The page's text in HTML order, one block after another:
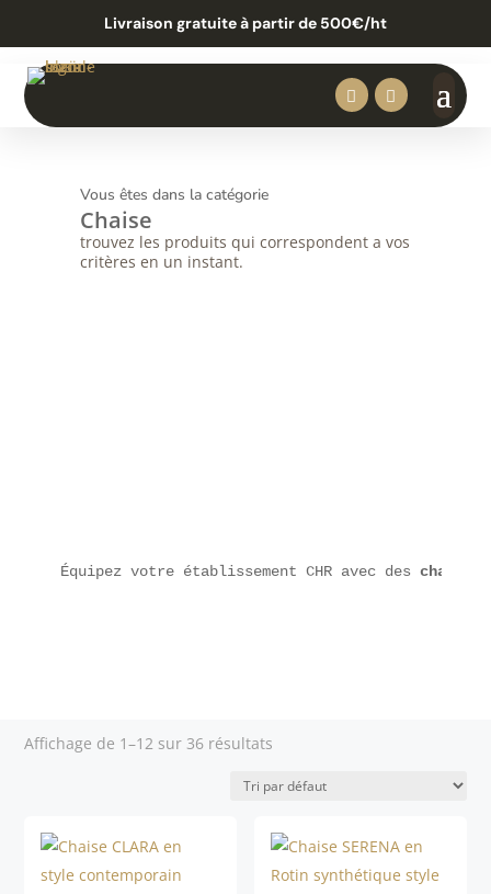
Livraison gratuite à partir de 500€/ht


Vous êtes dans la catégorie
Chaise
trouvez les produits qui correspondent a vos
critères en un instant.
Équipez votre établissement CHR avec des chaises
Affichage de 1–12 sur 36 résultats